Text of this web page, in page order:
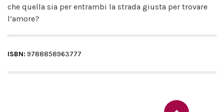
che quella sia per entrambi la strada giusta per trovare
l’amore?
ISBN: 9788858963777